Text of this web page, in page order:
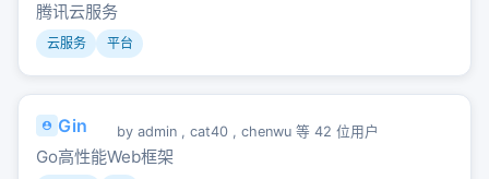
腾讯云服务
云服务 平台
Gin by admin , cat40 , chenwu 等 42 位用户
Go高性能Web框架